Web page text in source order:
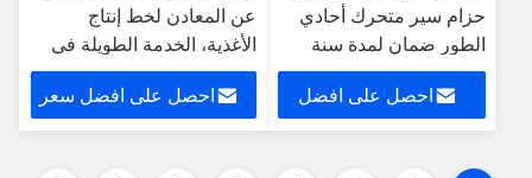
حزام سير متحرك أحادي
الطور ضمان لمدة سنة
واحدة
احصل على افضل
عن المعادن لخط إنتاج
الأغذية، الخدمة الطويلة في
الحياة
احصل على افضل سعر